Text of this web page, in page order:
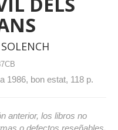
1986, bon estat, 118 p.
anterior, los libros no